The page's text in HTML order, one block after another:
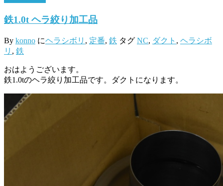
鉄1.0t ヘラ絞り加工品
By konno にヘラシボリ , 定番, 鉄 タグ NC, ダクト , ヘラシボ
リ , 鉄
おはようございます。
鉄1.0tのヘラ絞り加工品です。ダクトになります。